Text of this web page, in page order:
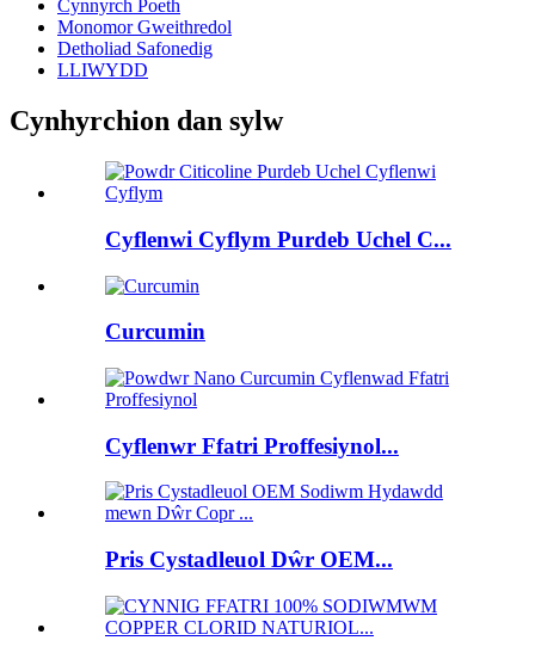
Cynnyrch Poeth
Monomor Gweithredol
Detholiad Safonedig
LLIWYDD
Cynhyrchion dan sylw
Cyflenwi Cyflym Purdeb Uchel C...
Curcumin
Cyflenwr Ffatri Proffesiynol...
Pris Cystadleuol Dŵr OEM...